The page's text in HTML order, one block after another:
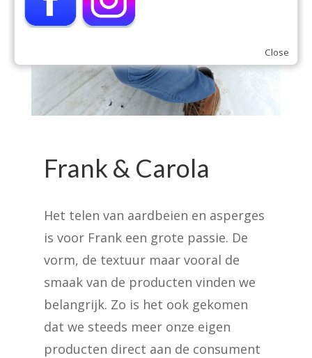
Frank & Carola
Het telen van aardbeien en asperges
is voor Frank een grote passie. De
vorm, de textuur maar vooral de
smaak van de producten vinden we
belangrijk. Zo is het ook gekomen
dat we steeds meer onze eigen
producten direct aan de consument
Close